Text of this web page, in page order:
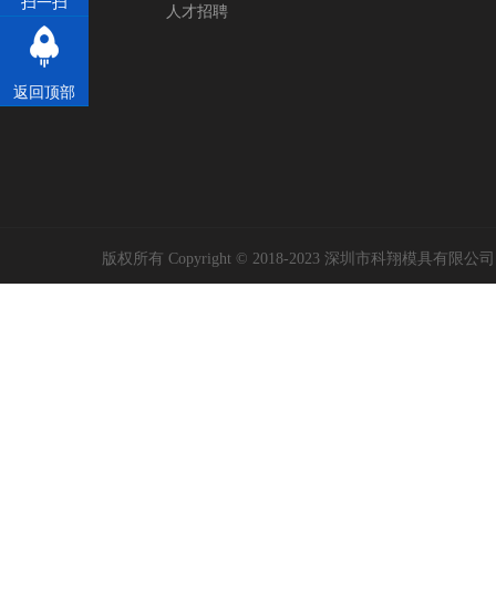
人才招聘
版权所有 Copyright © 2018-2023 深圳市科翔模具有限公
返回顶部